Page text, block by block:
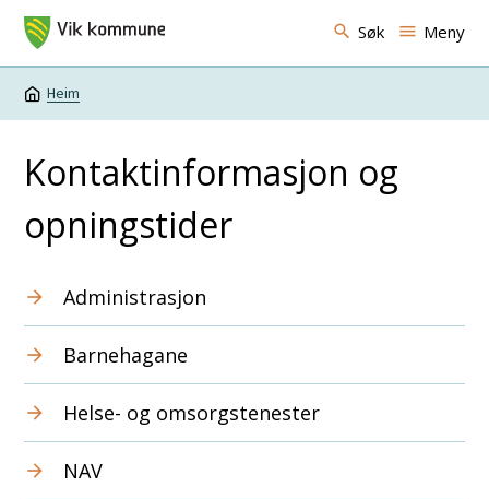
Vik kommune Søk Meny
Du er her:
Heim
Kontaktinformasjon og
opningstider
Administrasjon
Barnehagane
Helse- og omsorgstenester
NAV